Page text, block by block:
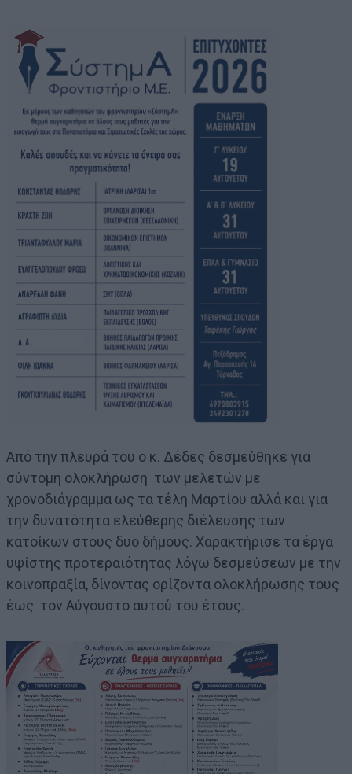
Από την πλευρά του ο κ. Δέδες δεσμεύθηκε για
σύντομη ολοκλήρωση των μελετών με
χρονοδιάγραμμα ως τα τέλη Μαρτίου αλλά και για
την δυνατότητα ελεύθερης διέλευσης των
κατοίκων στους δυο δήμους. Χαρακτήρισε τα έργα
υψίστης προτεραιότητας λόγω δεσμεύσεων με την
κοινοπραξία, δίνοντας ορίζοντα ολοκλήρωσης τους
έως τον Αύγουστο αυτού του έτους.